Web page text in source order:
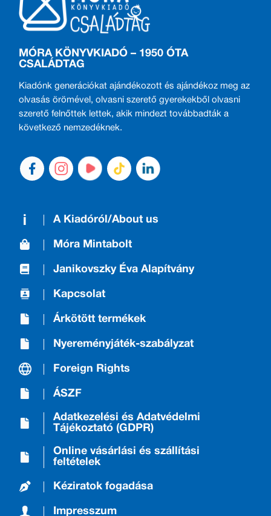
MÓRA KÖNYVKIADÓ – 1950 ÓTA
CSALÁDTAG
Kiadónk generációkat ajándékozott és ajándékoz meg az
olvasás örömével, olvasni szerető gyerekekből olvasni
szerető felnőttek lettek, akik mindezt továbbadták a
következő nemzedéknek.
A Kiadóról/About us
Móra Mintabolt
Janikovszky Éva Alapítvány
Kapcsolat
Árkötött termékek
Nyereményjáték-szabályzat
Foreign Rights
ÁSZF
Adatkezelési és Adatvédelmi
Tájékoztató (GDPR)
Online vásárlási és szállítási
feltételek
Kéziratok fogadása
Impresszum